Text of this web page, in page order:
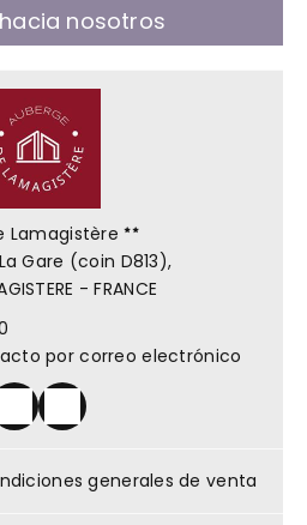
nosotros
Lamagistère
Gare (coin D813),
- FRANCE
por correo electrónico
generales de venta